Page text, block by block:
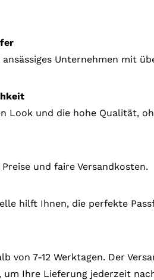
Unternehmen mit
Look und die hohe Qualität,
und faire Versandkosten.
hilft Ihnen, die perfekte
von 7-12 Werktagen. Der
um Ihre Lieferung jederzeit